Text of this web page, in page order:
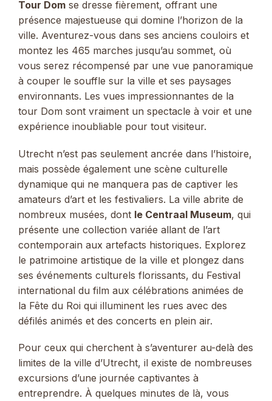
Tour Dom se dresse fièrement, offrant une
présence majestueuse qui domine l’horizon de la
ville. Aventurez-vous dans ses anciens couloirs et
montez les 465 marches jusqu’au sommet, où
vous serez récompensé par une vue panoramique
à couper le souffle sur la ville et ses paysages
environnants. Les vues impressionnantes de la
tour Dom sont vraiment un spectacle à voir et une
expérience inoubliable pour tout visiteur.
Utrecht n’est pas seulement ancrée dans l’histoire,
mais possède également une scène culturelle
dynamique qui ne manquera pas de captiver les
amateurs d’art et les festivaliers. La ville abrite de
nombreux musées, dont le Centraal Museum, qui
présente une collection variée allant de l’art
contemporain aux artefacts historiques. Explorez
le patrimoine artistique de la ville et plongez dans
ses événements culturels florissants, du Festival
international du film aux célébrations animées de
la Fête du Roi qui illuminent les rues avec des
défilés animés et des concerts en plein air.
Pour ceux qui cherchent à s’aventurer au-delà des
limites de la ville d’Utrecht, il existe de nombreuses
excursions d’une journée captivantes à
entreprendre. À quelques minutes de là, vous